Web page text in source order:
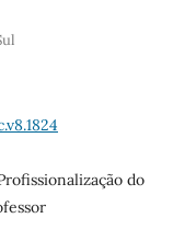
do